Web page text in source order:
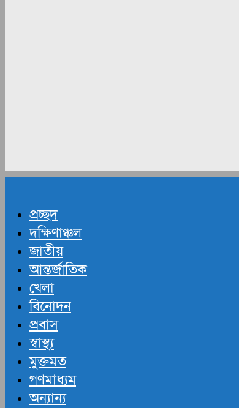
প্রচ্ছদ
দক্ষিণাঞ্চল
জাতীয়
আন্তর্জাতিক
খেলা
বিনোদন
প্রবাস
স্বাস্থ্য
মুক্তমত
গণমাধ্যম
অন্যান্য